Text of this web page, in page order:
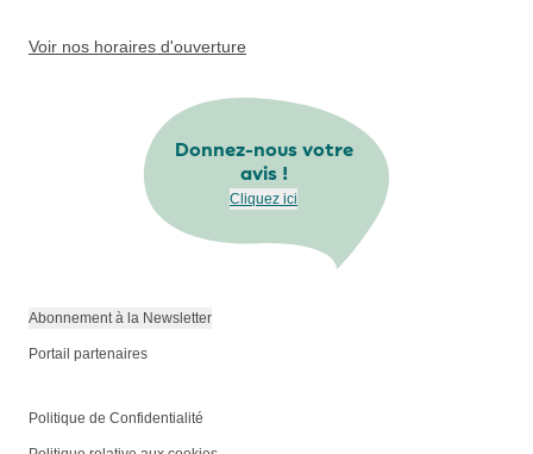
Voir nos horaires d'ouverture
Donnez-nous votre
avis !
Cliquez ici
Abonnement à la Newsletter
Portail partenaires
Politique de Confidentialité